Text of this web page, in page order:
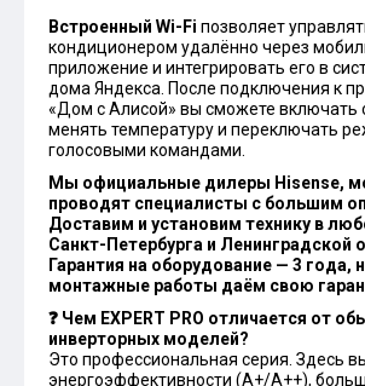
Встроенный Wi-Fi позволяет
кондиционером удалённо через
приложение и интегрировать его в
дома Яндекса. После подключения к
«Дом с Алисой» вы сможете включать
менять температуру и переключать
голосовыми командами.
Мы официальные дилеры Hisense,
проводят специалисты с большим
Доставим и установим технику в
Санкт-Петербурга и Ленинградской
Гарантия на оборудование — 3 года,
монтажные работы даём свою
❓ Чем EXPERT PRO отличается от
инверторных моделей?
Это профессиональная серия. Здесь
энергоэффективности (А+/А++),